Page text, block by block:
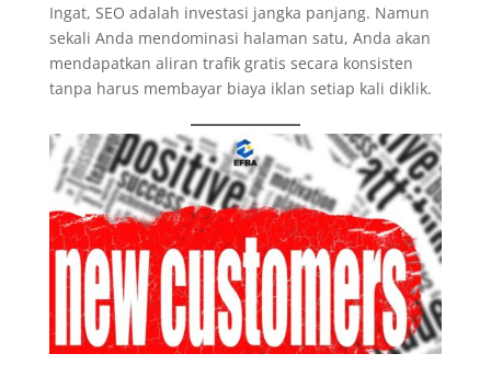
Ingat, SEO adalah investasi jangka panjang. Namun
sekali Anda mendominasi halaman satu, Anda akan
mendapatkan aliran trafik gratis secara konsisten
tanpa harus membayar biaya iklan setiap kali diklik.